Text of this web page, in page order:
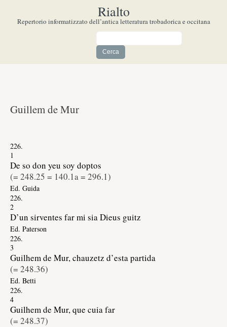
Rialto
Repertorio informatizzato dell’antica letteratura trobadorica e occitana
Guillem de Mur
226.
1
De so don yeu soy doptos
(= 248.25 = 140.1a = 296.1)
Ed. Guida
226.
2
D’un sirventes far mi sia Dieus guitz
Ed. Paterson
226.
3
Guilhem de Mur, chauzetz d’esta partida
(= 248.36)
Ed. Betti
226.
4
Guilhem de Mur, que cuia far
(= 248.37)